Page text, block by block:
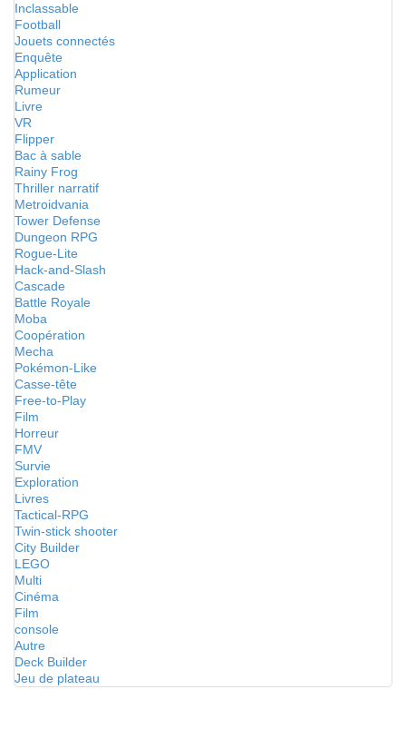
Inclassable
Football
Jouets connectés
Enquête
Application
Rumeur
Livre
VR
Flipper
Bac à sable
Rainy Frog
Thriller narratif
Metroidvania
Tower Defense
Dungeon RPG
Rogue-Lite
Hack-and-Slash
Cascade
Battle Royale
Moba
Coopération
Mecha
Pokémon-Like
Casse-tête
Free-to-Play
Film
Horreur
FMV
Survie
Exploration
Livres
Tactical-RPG
Twin-stick shooter
City Builder
LEGO
Multi
Cinéma
Film
console
Autre
Deck Builder
Jeu de plateau